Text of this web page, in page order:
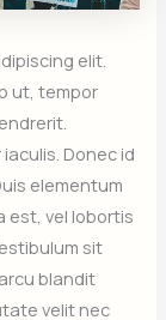
elit.
ut, tempor
Donec id
elementum
est, vel lobortis
sit
blandit
velit nec